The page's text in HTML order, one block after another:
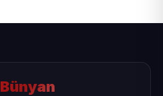
Bünyan